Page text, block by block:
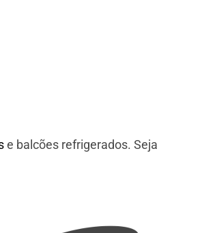
e balcões refrigerados. Seja